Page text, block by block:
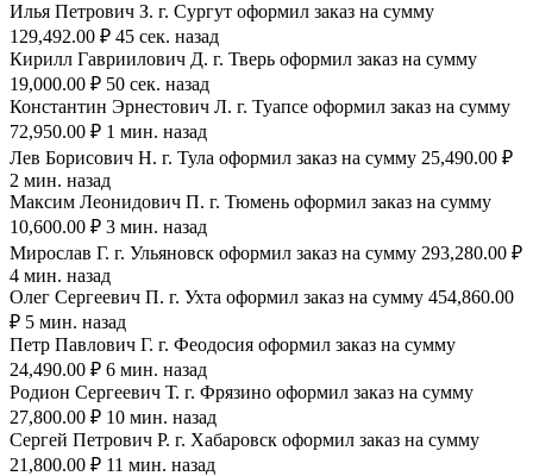
Илья Петрович З. г. Сургут оформил заказ на сумму
129,492.00 ₽ 45 сек. назад
Кирилл Гавриилович Д. г. Тверь оформил заказ на сумму
19,000.00 ₽ 50 сек. назад
Константин Эрнестович Л. г. Туапсе оформил заказ на сумму
72,950.00 ₽ 1 мин. назад
Лев Борисович Н. г. Тула оформил заказ на сумму 25,490.00 ₽
2 мин. назад
Максим Леонидович П. г. Тюмень оформил заказ на сумму
10,600.00 ₽ 3 мин. назад
Мирослав Г. г. Ульяновск оформил заказ на сумму 293,280.00 ₽
4 мин. назад
Олег Сергеевич П. г. Ухта оформил заказ на сумму 454,860.00
₽ 5 мин. назад
Петр Павлович Г. г. Феодосия оформил заказ на сумму
24,490.00 ₽ 6 мин. назад
Родион Сергеевич Т. г. Фрязино оформил заказ на сумму
27,800.00 ₽ 10 мин. назад
Сергей Петрович Р. г. Хабаровск оформил заказ на сумму
21,800.00 ₽ 11 мин. назад